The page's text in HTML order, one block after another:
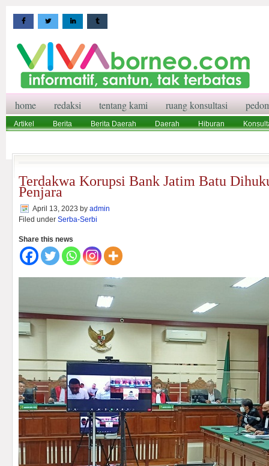
home redaksi tentang kami ruang konsultasi
Artikel Berita Berita Daerah Daerah Hiburan
Terdakwa Korupsi Bank Jatim Batu
Penjara
April 13, 2023 by admin
Filed under Serba-Serbi
Share this news